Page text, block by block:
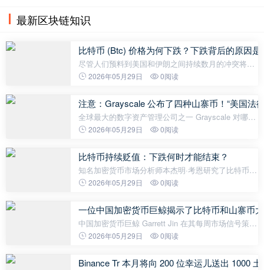
最新区块链知识
比特币 (Btc) 价格为何下跌？下跌背后的原因
尽管人们预料到美国和伊朗之间持续数月的冲突将会
结束，但不断升级的紧张局势以及由于战争引发的通
币 (BTC) 带来下行压力。目
2026年05月29日 0阅读
注意：Grayscale 公布了四种山寨币！“美国法
全球最大的数字资产管理公司之一 Grayscale 对哪些
山寨币将最受益于美国加密货币市场的明朗化进行了
中指出，以太坊 (ETH)、So
2026年05月29日 0阅读
比特币持续贬值：下跌何时才能结束？
知名加密货币市场分析师本杰明·考恩研究了比特币
（BTC）的价格走势和历史周期。Cowen 表示，比特
并且面临着在周线收盘时跌破牛市支
2026年05月29日 0阅读
一位中国加密货币巨鲸揭示了比特币和山寨币
中国加密货币巨鲸 Garrett Jin 在其每周市场信号策略
报告中指出，没有任何单一事件足以引发持久的市场
产生影响：信贷市场、美联
2026年05月29日 0阅读
Binance Tr 本月将向 200 位幸运儿送出 1000